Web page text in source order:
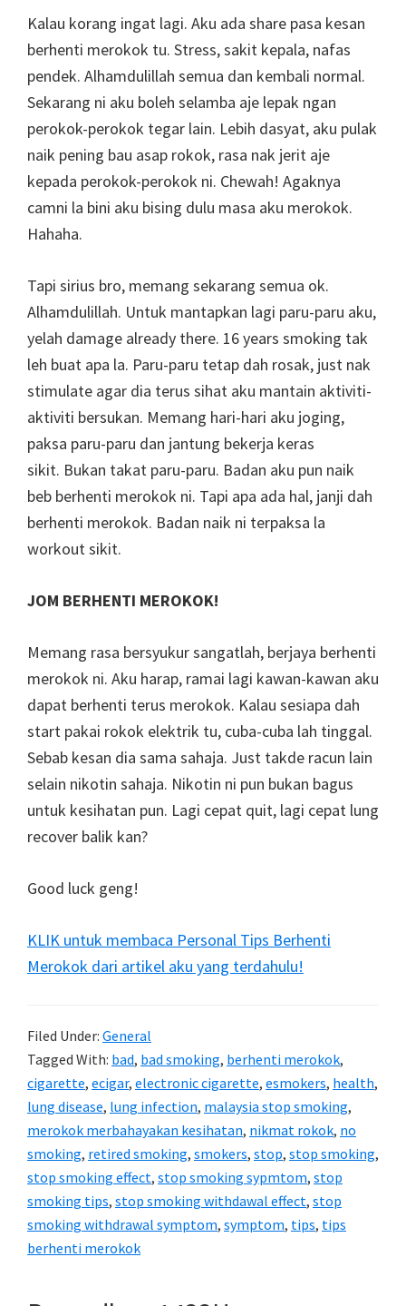
Kalau korang ingat lagi. Aku ada share pasa kesan
berhenti merokok tu. Stress, sakit kepala, nafas
pendek. Alhamdulillah semua dan kembali normal.
Sekarang ni aku boleh selamba aje lepak ngan
perokok-perokok tegar lain. Lebih dasyat, aku pulak
naik pening bau asap rokok, rasa nak jerit aje
kepada perokok-perokok ni. Chewah! Agaknya
camni la bini aku bising dulu masa aku merokok.
Hahaha.
Tapi sirius bro, memang sekarang semua ok.
Alhamdulillah. Untuk mantapkan lagi paru-paru aku,
yelah damage already there. 16 years smoking tak
leh buat apa la. Paru-paru tetap dah rosak, just nak
stimulate agar dia terus sihat aku mantain aktiviti-
aktiviti bersukan. Memang hari-hari aku joging,
paksa paru-paru dan jantung bekerja keras
sikit. Bukan takat paru-paru. Badan aku pun naik
beb berhenti merokok ni. Tapi apa ada hal, janji dah
berhenti merokok. Badan naik ni terpaksa la
workout sikit.
JOM BERHENTI MEROKOK!
Memang rasa bersyukur sangatlah, berjaya berhenti
merokok ni. Aku harap, ramai lagi kawan-kawan aku
dapat berhenti terus merokok. Kalau sesiapa dah
start pakai rokok elektrik tu, cuba-cuba lah tinggal.
Sebab kesan dia sama sahaja. Just takde racun lain
selain nikotin sahaja. Nikotin ni pun bukan bagus
untuk kesihatan pun. Lagi cepat quit, lagi cepat lung
recover balik kan?
Good luck geng!
KLIK untuk membaca Personal Tips Berhenti
Merokok dari artikel aku yang terdahulu!
Filed Under: General
Tagged With: bad, bad smoking, berhenti merokok,
cigarette, ecigar, electronic cigarette, esmokers, health,
lung disease, lung infection, malaysia stop smoking,
merokok merbahayakan kesihatan, nikmat rokok, no
smoking, retired smoking, smokers, stop, stop smoking,
stop smoking effect, stop smoking sypmtom, stop
smoking tips, stop smoking withdawal effect, stop
smoking withdrawal symptom, symptom, tips, tips
berhenti merokok